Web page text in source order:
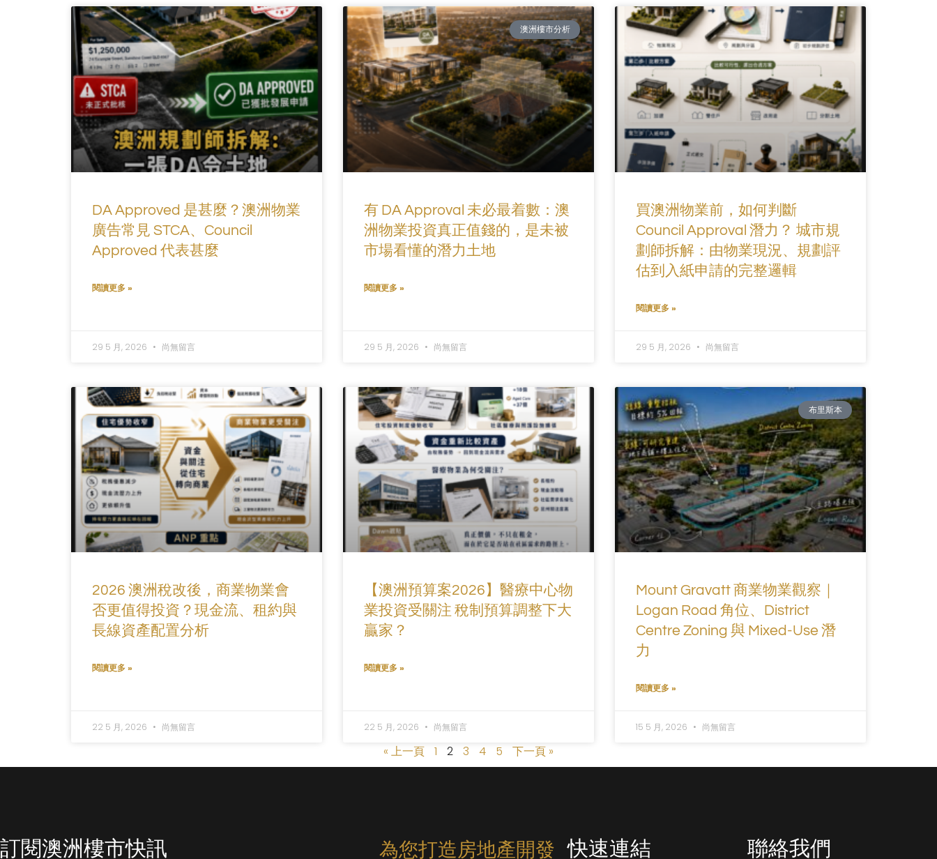
DA Approved 是甚麼？澳洲物業
廣告常見 STCA、Council
Approved 代表甚麼
閱讀更多 »
29 5 月, 2026 尚無留言
澳洲樓市分析
有 DA Approval 未必最着數：澳
洲物業投資真正值錢的，是未被
市場看懂的潛力土地
閱讀更多 »
29 5 月, 2026 尚無留言
買澳洲物業前，如何判斷
Council Approval 潛力？ 城市規
劃師拆解：由物業現況、規劃評
估到入紙申請的完整邏輯
閱讀更多 »
29 5 月, 2026 尚無留言
2026 澳洲稅改後，商業物業會
否更值得投資？現金流、租約與
長線資產配置分析
閱讀更多 »
22 5 月, 2026 尚無留言
【澳洲預算案2026】醫療中心物
業投資受關注 稅制預算調整下大
贏家？
閱讀更多 »
22 5 月, 2026 尚無留言
布里斯本
Mount Gravatt 商業物業觀察｜
Logan Road 角位、District
Centre Zoning 與 Mixed-Use 潛
力
閱讀更多 »
15 5 月, 2026 尚無留言
« 上一頁 1 2 3 4 5 下一頁 »
訂閱澳洲樓市快訊 為您打造房地產開發 快速連結 聯絡我們